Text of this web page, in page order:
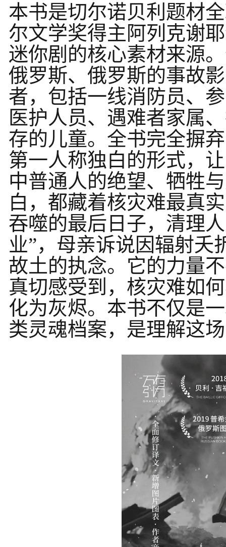
本书是切尔诺贝利题材
尔文学奖得主阿列克谢
迷你剧的核心素材来源
俄罗斯、俄罗斯的事故
者，包括一线消防员、
医护人员、遇难者家属
存的儿童。全书完全摒
第一人称独白的形式，
中普通人的绝望、牺牲
白，都藏着核灾难最真
吞噬的最后日子，清理
业”，母亲诉说因辐射夭
故土的执念。它的力量
真切感受到，核灾难如
化为灰烬。本书不仅是
类灵魂档案，是理解这